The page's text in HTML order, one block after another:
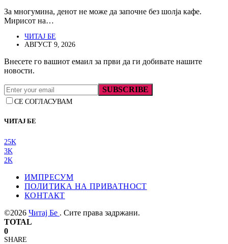
За многумина, денот не може да започне без шолја кафе.
Мирисот на…
ЧИТАЈ БЕ
АВГУСТ 9, 2026
Внесете го вашиот емаил за први да ги добивате нашите
новости.
SUBSCRIBE
СЕ СОГЛАСУВАМ
ЧИТАЈ БЕ
25K
3K
2K
ИМПРЕСУМ
ПОЛИТИКА НА ПРИВАТНОСТ
КОНТАКТ
©2026 Читај Бе . Сите права задржани.
TOTAL
0
SHARE